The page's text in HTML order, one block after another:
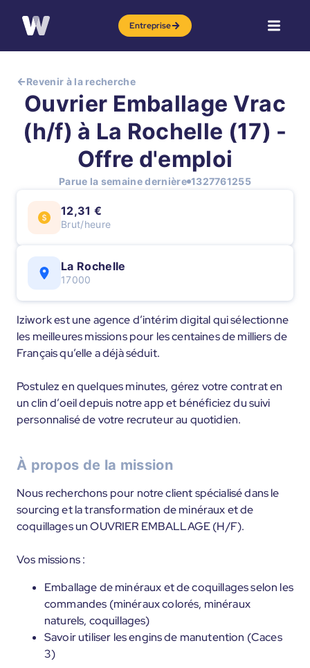
Entreprise
Revenir à la recherche
Ouvrier Emballage Vrac
(h/f) à La Rochelle (17) -
Offre d'emploi
Parue la semaine dernière 1327761255
12,31 €
Brut/heure
La Rochelle
17000
Iziwork est une agence d’intérim digital qui sélectionne
les meilleures missions pour les centaines de milliers de
Français qu’elle a déjà séduit.
Postulez en quelques minutes, gérez votre contrat en
un clin d’oeil depuis notre app et bénéficiez du suivi
personnalisé de votre recruteur au quotidien.
À propos de la mission
Nous recherchons pour notre client spécialisé dans le
sourcing et la transformation de minéraux et de
coquillages un OUVRIER EMBALLAGE (H/F).
Vos missions :
Emballage de minéraux et de coquillages selon les
commandes (minéraux colorés, minéraux
naturels, coquillages)
Savoir utiliser les engins de manutention (Caces
3)